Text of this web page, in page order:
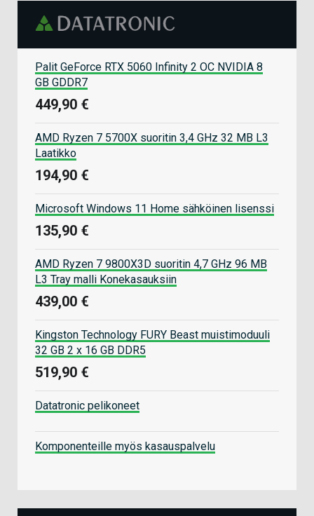
Palit GeForce RTX 5060 Infinity 2 OC NVIDIA 8
GB GDDR7
449,90 €
AMD Ryzen 7 5700X suoritin 3,4 GHz 32 MB L3
Laatikko
194,90 €
Microsoft Windows 11 Home sähköinen lisenssi
135,90 €
AMD Ryzen 7 9800X3D suoritin 4,7 GHz 96 MB
L3 Tray malli Konekasauksiin
439,00 €
Kingston Technology FURY Beast muistimoduuli
32 GB 2 x 16 GB DDR5
519,90 €
Datatronic pelikoneet
Komponenteille myös kasauspalvelu